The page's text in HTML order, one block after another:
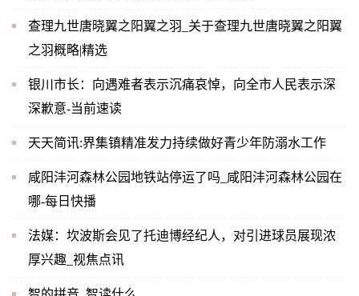
查理九世唐晓翼之阳翼之羽_关于查理九世唐晓翼之阳翼
之羽概略|精选
银川市长：向遇难者表示沉痛哀悼，向全市人民表示深
深歉意-当前速读
天天简讯:界集镇精准发力持续做好青少年防溺水工作
咸阳沣河森林公园地铁站停运了吗_咸阳沣河森林公园在
哪-每日快播
法媒：坎波斯会见了托迪博经纪人，对引进球员展现浓
厚兴趣_视焦点讯